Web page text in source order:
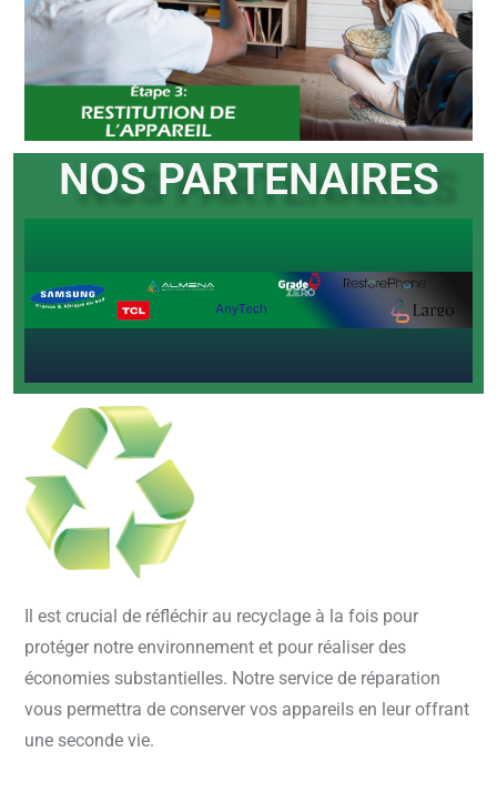
NOS PARTENAIRES
Il est crucial de réfléchir au recyclage à la fois pour
protéger notre environnement et pour réaliser des
économies substantielles. Notre service de réparation
vous permettra de conserver vos appareils en leur offrant
une seconde vie.